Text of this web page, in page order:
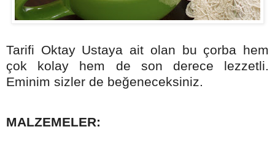
Tarifi Oktay Ustaya ait olan bu çorba hem
çok kolay hem de son derece lezzetli.
Eminim sizler de beğeneceksiniz.
MALZEMELER: